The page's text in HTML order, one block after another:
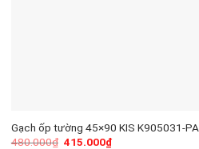
Gạch ốp tường 45×90 KIS K905031-PA
480.000₫ 415.000₫